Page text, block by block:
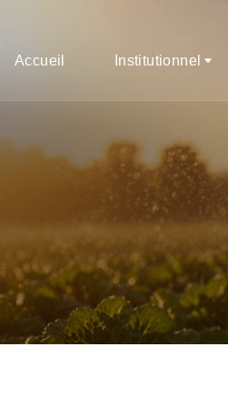
Accueil Institutionnel